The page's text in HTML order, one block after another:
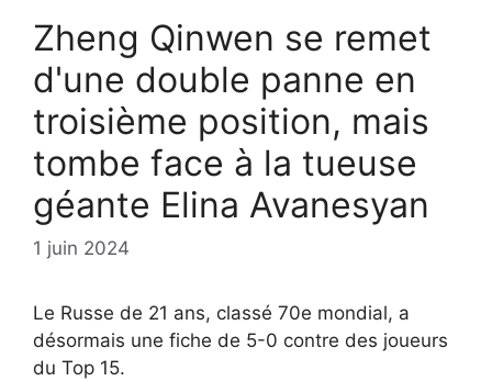
Zheng Qinwen se remet
d'une double panne en
troisième position, mais
tombe face à la tueuse
géante Elina Avanesyan
1 juin 2024
Le Russe de 21 ans, classé 70e mondial, a
désormais une fiche de 5-0 contre des joueurs
du Top 15.